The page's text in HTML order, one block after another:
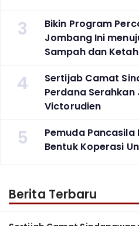
3
Bikin Program
Jombang Ini
Sampah dan
4
Sertijab Camat
Perdana
Victorudien
5
Pemuda Pancasila
Bentuk Koperasi
Berita Terbaru